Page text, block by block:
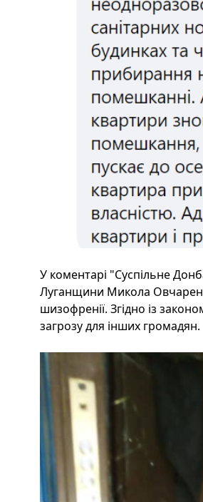
У коментарі "Суспільне
Луганщини Микола
шизофренії. Згідно із
загрозу для інших громадян.